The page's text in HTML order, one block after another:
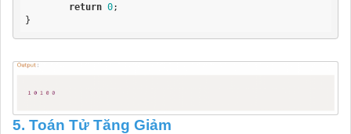
return 0;
}
5. Toán Tử Tăng Giảm